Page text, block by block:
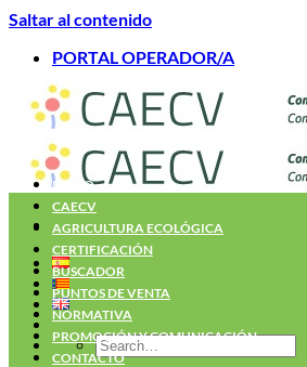
Saltar al contenido
PORTAL OPERADOR/A
INICIO
CAECV
AGRICULTURA ECOLÓGICA
CERTIFICACIÓN
BUSCADOR
PUNTOS DE VENTA
NORMATIVA
PROMOCIÓN Y COMUNICACIÓN
CONTACTO